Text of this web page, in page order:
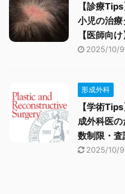
【診療
小児の治
【医師向け
2025/10/9
形成外科
【学術
成外科医
数制限・査
2025/10/9